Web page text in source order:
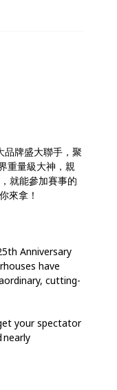
牌盛大聯手，聚
重量級大神，親
就能參加賽事的
來拿！
Anniversary
have
cutting-
your spectator